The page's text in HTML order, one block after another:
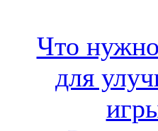
Что
для